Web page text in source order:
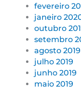
fevereiro
janeiro
outubro
setembro
agosto 2019
julho 2019
junho 2019
maio 2019